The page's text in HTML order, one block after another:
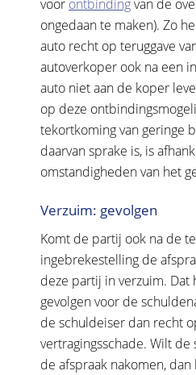
voor ontbindingvan de
ongedaan te maken). Zo
auto recht op teruggave
autoverkoper ook na een
auto niet aan de koper
op deze
tekortkoming van geringe
daarvan sprake is, is
omstandigheden van het
Verzuim: gevolgen
Komt de partij ook na de
ingebrekestelling de
deze partij in verzuim. Dat
gevolgen voor de
de schuldeiser dan recht
vertragingsschade. Wilt de
de afspraak nakomen,